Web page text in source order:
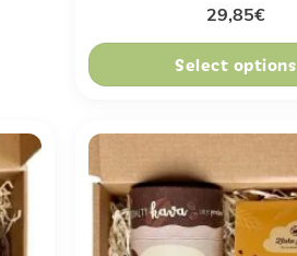
29,85€
Select options